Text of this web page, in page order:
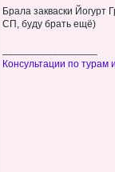
Брала закваски Йогурт
СП, буду брать ещё)
Консультации по турам